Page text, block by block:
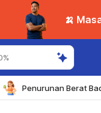
🍌
Penurunan Berat